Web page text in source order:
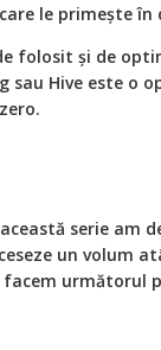
le primește în
folosit și de
sau Hive este o
serie am
un volum
următorul